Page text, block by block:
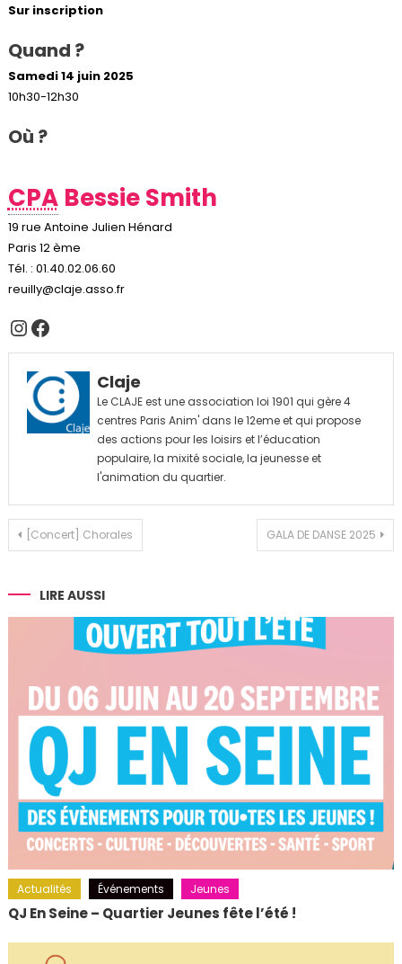
Sur inscription
Quand ?
Samedi 14 juin 2025
10h30-12h30
Où ?
CPABessie Smith
19 rue Antoine Julien Hénard
Paris 12 ème
Tél. : 01.40.02.06.60
reuilly@claje.asso.fr
Instagram
Facebook
Claje
Le CLAJE est une association loi 1901 qui gère 4
centres Paris Anim' dans le 12eme et qui propose
des actions pour les loisirs et l’éducation
populaire, la mixité sociale, la jeunesse et
l'animation du quartier.
Navigation
l’article
[Concert] Chorales GALA DE DANSE 2025
LIRE AUSSI
Actualités Événements Jeunes
QJ En Seine – Quartier Jeunes fête l’été !